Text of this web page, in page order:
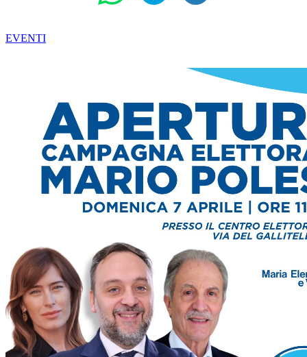
EVENTI